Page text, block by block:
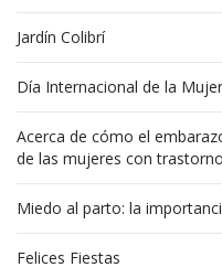
Jardín Colibrí
Día Internacional de la Mujer
Acerca de cómo el
de las mujeres con
Miedo al parto: la
Felices Fiestas